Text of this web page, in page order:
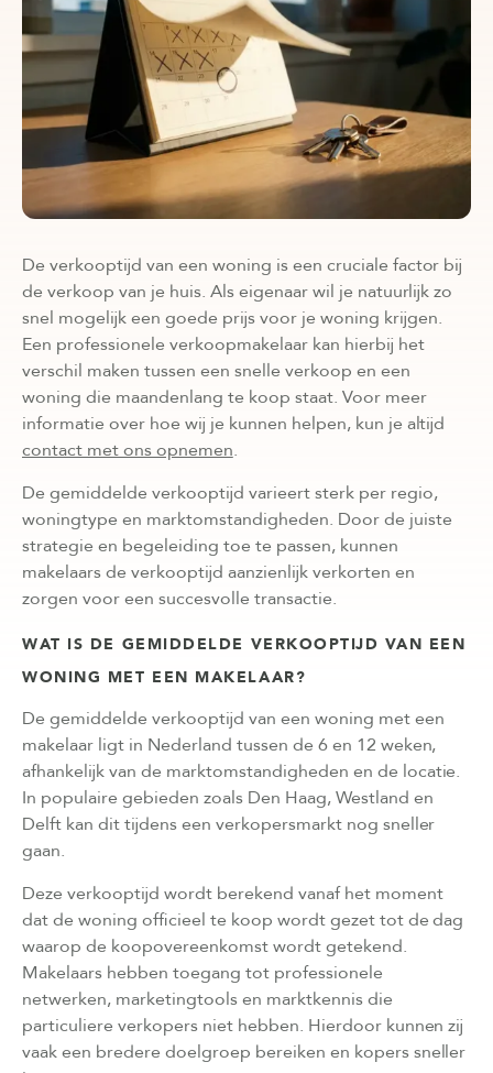
De verkooptijd van een woning is een cruciale factor bij
de verkoop van je huis. Als eigenaar wil je natuurlijk zo
snel mogelijk een goede prijs voor je woning krijgen.
Een professionele verkoopmakelaar kan hierbij het
verschil maken tussen een snelle verkoop en een
woning die maandenlang te koop staat. Voor meer
informatie over hoe wij je kunnen helpen, kun je altijd
contact met ons opnemen.
De gemiddelde verkooptijd varieert sterk per regio,
woningtype en marktomstandigheden. Door de juiste
strategie en begeleiding toe te passen, kunnen
makelaars de verkooptijd aanzienlijk verkorten en
zorgen voor een succesvolle transactie.
WAT IS DE GEMIDDELDE VERKOOPTIJD VAN EEN
WONING MET EEN MAKELAAR?
De gemiddelde verkooptijd van een woning met een
makelaar ligt in Nederland tussen de 6 en 12 weken,
afhankelijk van de marktomstandigheden en de locatie.
In populaire gebieden zoals Den Haag, Westland en
Delft kan dit tijdens een verkopersmarkt nog sneller
gaan.
Deze verkooptijd wordt berekend vanaf het moment
dat de woning officieel te koop wordt gezet tot de dag
waarop de koopovereenkomst wordt getekend.
Makelaars hebben toegang tot professionele
netwerken, marketingtools en marktkennis die
particuliere verkopers niet hebben. Hierdoor kunnen zij
vaak een bredere doelgroep bereiken en kopers sneller